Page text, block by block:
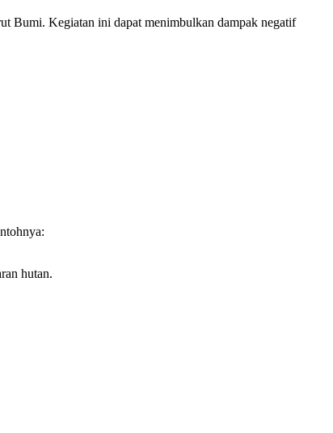
Bumi. Kegiatan ini dapat menimbulkan dampak negatif
hutan.